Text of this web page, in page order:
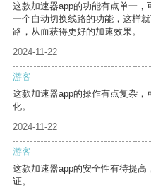
这款加速器app的功能有点单一
一个自动切换线路的功能，这样
路，从而获得更好的加速效果。
2024-11-22
游客
这款加速器app的操作有点复杂
化。
2024-11-22
游客
这款加速器app的安全性有待提
证。